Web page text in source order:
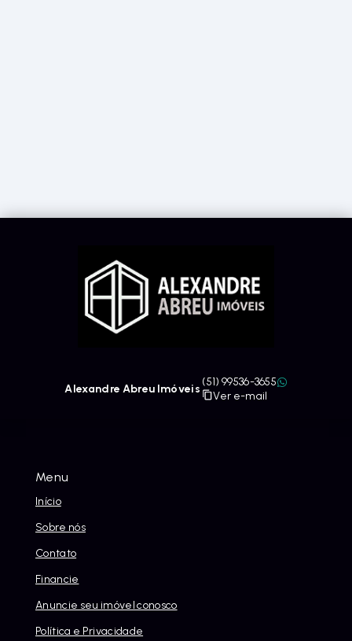
Menu
Início
Sobre nós
Contato
Financie
Anuncie seu imóvel conosco
Política e Privacidade
Alexandre Abreu Imóveis
(51) 99536-3655
Ver e-mail